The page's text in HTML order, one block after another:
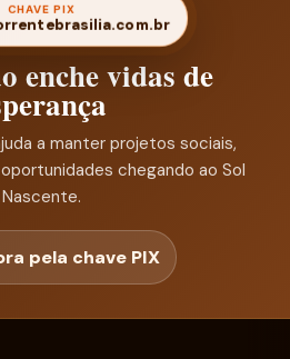
CHAVE PIX
enche vidas de
a manter projetos sociais,
chegando ao Sol
Nascente.
pela chave PIX